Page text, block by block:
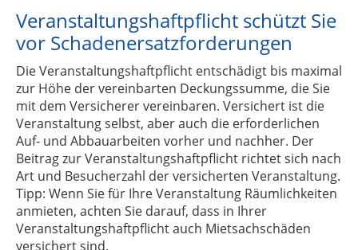
Veranstaltungshaftpflicht schützt Sie
vor Schadenersatzforderungen
Die Veranstaltungshaftpflicht entschädigt bis maximal
zur Höhe der vereinbarten Deckungssumme, die Sie
mit dem Versicherer vereinbaren. Versichert ist die
Veranstaltung selbst, aber auch die erforderlichen
Auf- und Abbauarbeiten vorher und nachher. Der
Beitrag zur Veranstaltungshaftpflicht richtet sich nach
Art und Besucherzahl der versicherten Veranstaltung.
Tipp: Wenn Sie für Ihre Veranstaltung Räumlichkeiten
anmieten, achten Sie darauf, dass in Ihrer
Veranstaltungshaftpflicht auch Mietsachschäden
versichert sind.